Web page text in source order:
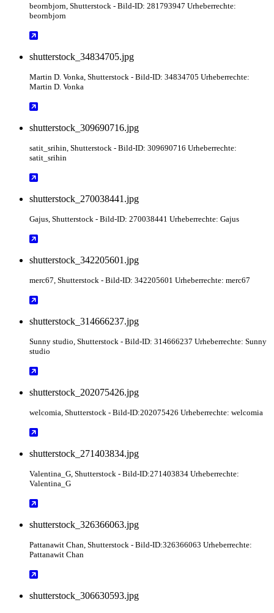
beornbjorn , Shutterstock - Bild-ID: 281793947 Urheberrechte:
beornbjorn
shutterstock_34834705.jpg
Martin D. Vonka , Shutterstock - Bild-ID: 34834705 Urheberrechte:
Martin D. Vonka
shutterstock_309690716.jpg
satit_srihin , Shutterstock - Bild-ID: 309690716 Urheberrechte:
satit_srihin
shutterstock_270038441.jpg
Gajus , Shutterstock - Bild-ID: 270038441 Urheberrechte: Gajus
shutterstock_342205601.jpg
merc67 , Shutterstock - Bild-ID: 342205601 Urheberrechte: merc67
shutterstock_314666237.jpg
Sunny studio , Shutterstock - Bild-ID: 314666237 Urheberrechte: Sunny
studio
shutterstock_202075426.jpg
welcomia , Shutterstock - Bild-ID:202075426 Urheberrechte: welcomia
shutterstock_271403834.jpg
Valentina_G , Shutterstock - Bild-ID:271403834 Urheberrechte:
Valentina_G
shutterstock_326366063.jpg
Pattanawit Chan , Shutterstock - Bild-ID:326366063 Urheberrechte:
Pattanawit Chan
shutterstock_306630593.jpg